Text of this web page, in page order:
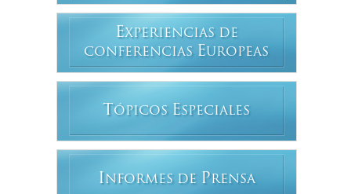
EXPERIENCIAS DE
CONFERENCIAS EUROPEAS
T ÓPICOS ESPECIALES
INFORMES DE PRENSA